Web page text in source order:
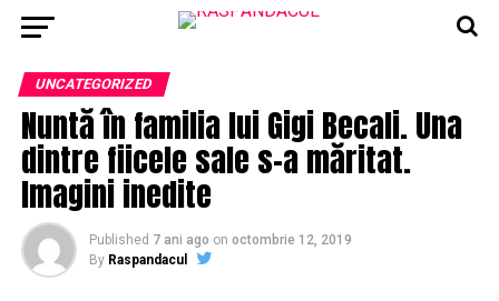
UNCATEGORIZED
Nuntă în familia lui Gigi Becali. Una
dintre fiicele sale s-a măritat.
Imagini inedite
Published 7 ani ago on octombrie 12, 2019
By Raspandacul